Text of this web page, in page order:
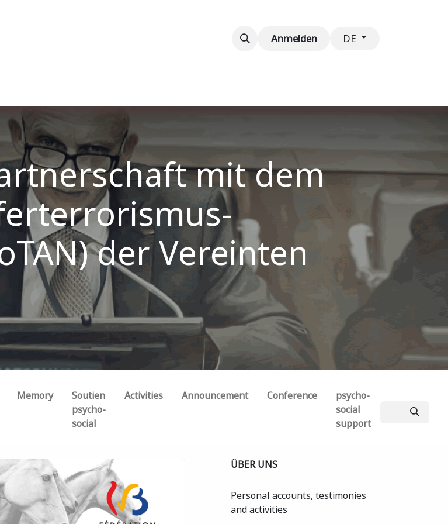
Kontaktieren Sie uns
Anmelden DE
mit dem
der Vereinten
Memory
Soutien
psycho-
social
Activities Announcement Conference
psycho-
social
support
ÜBER UNS
Personal accounts, testimonies
and activities